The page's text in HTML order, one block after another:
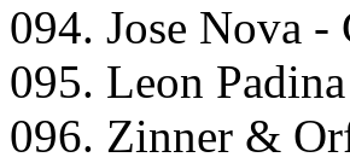
094. Jоse Nоvа -
095. Lеоn
096. Zinnеr &